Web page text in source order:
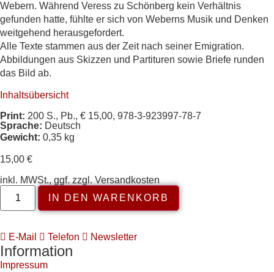
Webern. Während Veress zu Schönberg kein Verhältnis
gefunden hatte, fühlte er sich von Weberns Musik und Denken
weitgehend herausgefordert.
Alle Texte stammen aus der Zeit nach seiner Emigration.
Abbildungen aus Skizzen und Partituren sowie Briefe runden
das Bild ab.
Inhaltsübersicht
Print: 200 S., Pb., € 15,00, 978-3-923997-78-7
Sprache: Deutsch
Gewicht: 0,35 kg
15,00 €
inkl. MWSt., ggf. zzgl. Versandkosten
IN DEN WARENKORB
E-Mail Telefon Newsletter
Information
Impressum